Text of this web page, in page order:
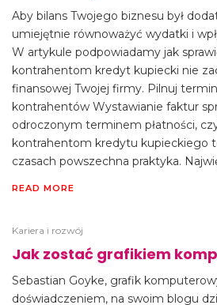
Aby bilans Twojego biznesu był
umiejętnie równoważyć wydatki i
W artykule podpowiadamy jak
kontrahentom kredyt kupiecki nie
finansowej Twojej firmy. Pilnuj
kontrahentów Wystawianie faktur
odroczonym terminem płatności,
kontrahentom kredytu kupieckiego
czasach powszechna praktyka.
READ MORE
Kariera i rozwój
Jak zostać grafikiem
Sebastian Goyke, grafik
doświadczeniem, na swoim blogu